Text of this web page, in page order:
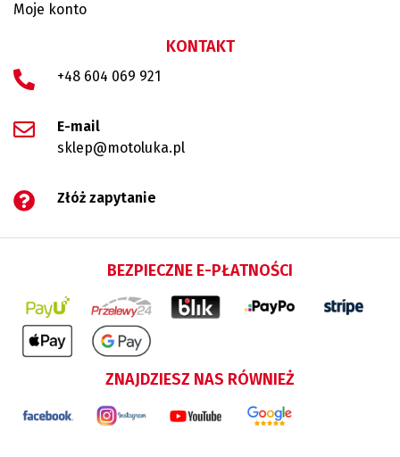
Moje konto
KONTAKT
+48 604 069 921
E-mail
sklep@motoluka.pl
Złóż zapytanie
BEZPIECZNE E-PŁATNOŚCI
ZNAJDZIESZ NAS RÓWNIEŻ